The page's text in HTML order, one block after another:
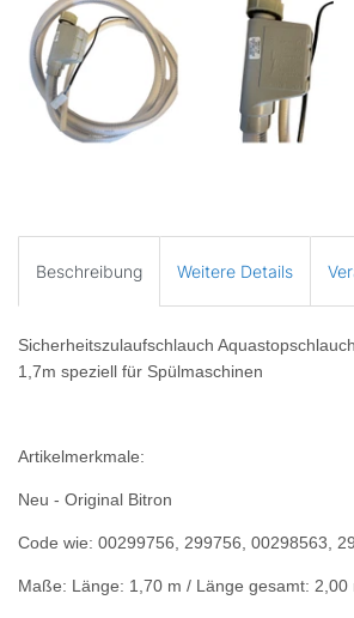
Beschreibung Weitere Details
Sicherheitszulaufschlauch
1,7m speziell für Spülmaschinen
Artikelmerkmale:
Neu - Original Bitron
Code wie: 00299756, 299756, 00298563,
Maße: Länge: 1,70 m / Länge gesamt: 2,00